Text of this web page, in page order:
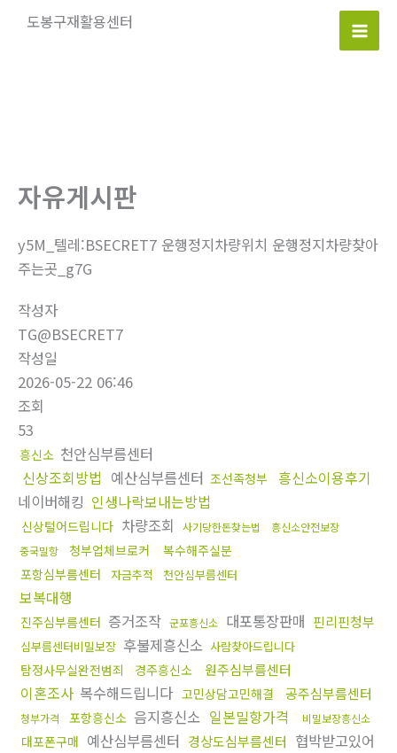
도봉구재활용센터
Main
자유게시판
y5M_텔레:BSECRET7 운행정지차량위치 운행정지차량찾아
주는곳_g7G
작성자
TG@BSECRET7
작성일
2026-05-22 06:46
조회
53
흥신소 천안심부름센터
신상조회방법 예산심부름센터 조선족청부
흥신소이용후기
네이버해킹 인생나락보내는방법
신상털어드립니다 차량조회 사기당한돈찾는법
흥신소안전보장
중국밀항
청부업체브로커
복수해주실분
포항심부름센터
자금추적 천안심부름센터
보복대행
진주심부름센터 증거조작 군포흥신소 대포통장판매 핀리핀청부
심부름센터비밀보장 후불제흥신소 사람찾아드립니다
탐정사무실완전범죄 경주흥신소 원주심부름센터
이혼조사 복수해드립니다 고민상담고민해결 공주심부름센터
청부가격 포항흥신소 음지흥신소 일본밀항가격 비밀보장흥신소
대포폰구매 예산심부름센터 경상도심부름센터 협박받고있어